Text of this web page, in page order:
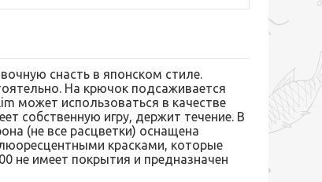
снасть в японском стиле.
На крючок подсаживается
может использоваться в качестве
собственную игру, держит течение. В
(не все расцветки) оснащена
красками, которые
не имеет покрытия и предназначен